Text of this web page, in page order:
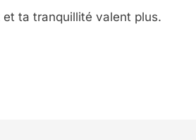
ta tranquillité valent plus.